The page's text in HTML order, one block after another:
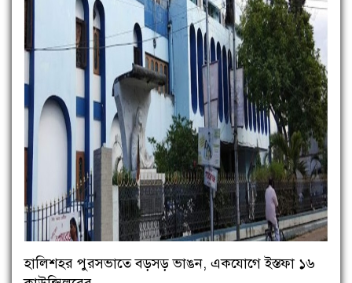
হালিশহর পুরসভাতে বড়সড় ভাঙন, একযোগে ইস্তফা ১৬